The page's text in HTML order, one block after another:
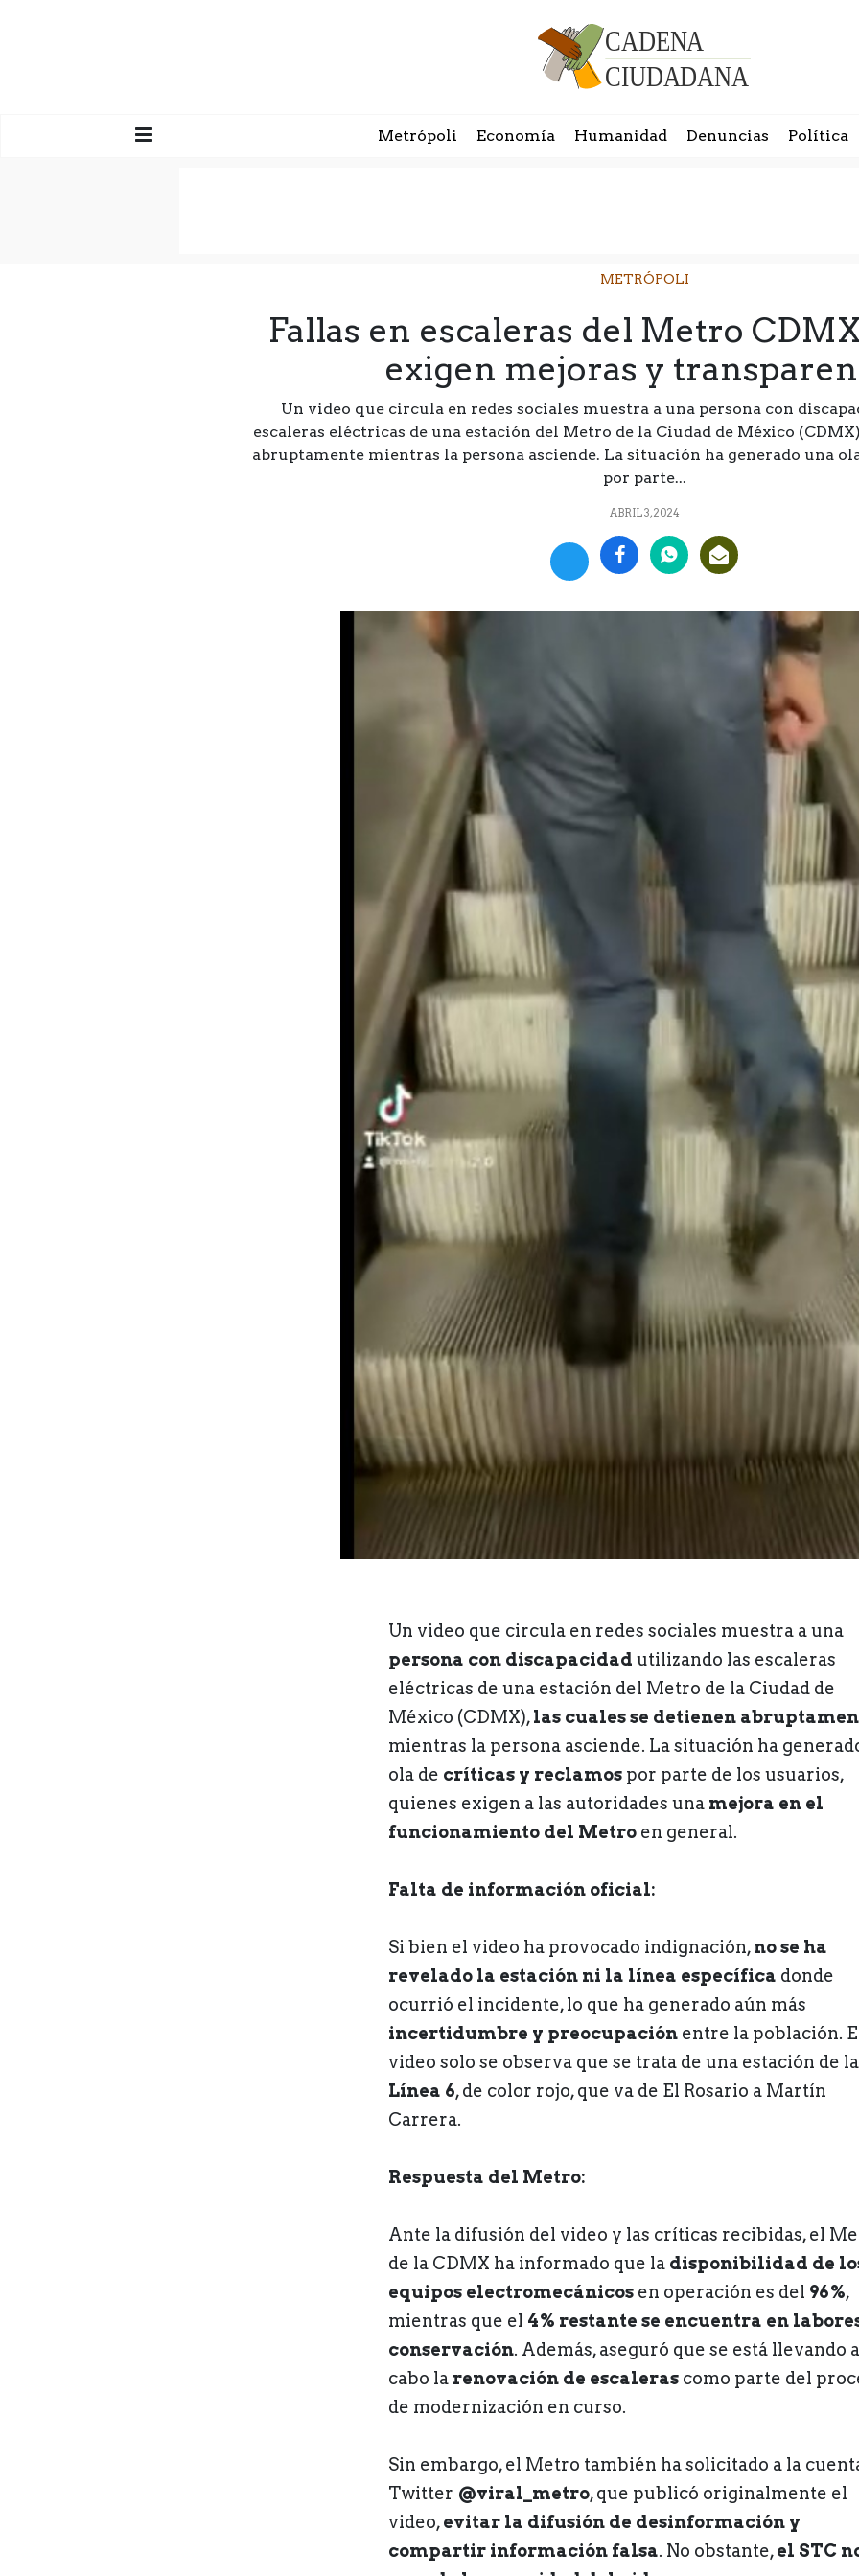
Metrópoli Economía Humanidad Denuncias Política
METRÓPOLI
Fallas en escaleras del Metro
exigen mejoras y
Un video que circula en redes sociales muestra a una persona con
escaleras eléctricas de una estación del Metro de la Ciudad de México
abruptamente mientras la persona asciende. La situación ha generado una
por parte...
ABRIL 3, 2024
Un video que circula en redes sociales muestra a una
persona con discapacidad utilizando las escaleras
eléctricas de una estación del Metro de la Ciudad de
México (CDMX),las cuales se detienen
mientras la persona asciende. La situación ha
ola de críticas y reclamospor parte de los usuarios,
quienes exigen a las autoridades una mejora en el
funcionamiento del Metroen general.
Falta de información oficial:
Si bien el video ha provocado indignación,no se ha
revelado la estación ni la línea específica donde
ocurrió el incidente, lo que ha generado aún más
incertidumbre y preocupaciónentre la población.
video solo se observa que se trata de una estación de la
Línea 6, de color rojo, que va de El Rosario a Martín
Carrera.
Respuesta del Metro:
Ante la difusión del video y las críticas recibidas, el
de la CDMX ha informado que la disponibilidad de
equipos electromecánicosen operación es del 96%,
mientras que el 4% restante se encuentra en
conservación. Además, aseguró que se está llevando a
cabo la renovación de escalerascomo parte del
de modernización en curso.
Sin embargo, el Metro también ha solicitado a la
Twitter @viral_metro, que publicó originalmente el
video,evitar la difusión de desinformación y
compartir información falsa. No obstante,el STC